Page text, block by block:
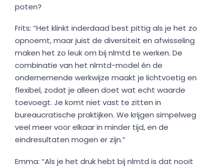
poten?
Frits: “Het klinkt inderdaad best pittig als je het zo
opnoemt, maar juist de diversiteit en afwisseling
maken het zo leuk om bij nlmtd te werken. De
combinatie van het nlmtd-model én de
ondernemende werkwijze maakt je lichtvoetig en
flexibel, zodat je alleen doet wat echt waarde
toevoegt. Je komt niet vast te zitten in
bureaucratische praktijken. We krijgen simpelweg
veel meer voor elkaar in minder tijd, en de
eindresultaten mogen er zijn.”
Emma: “Als je het druk hebt bij nlmtd is dat nooit